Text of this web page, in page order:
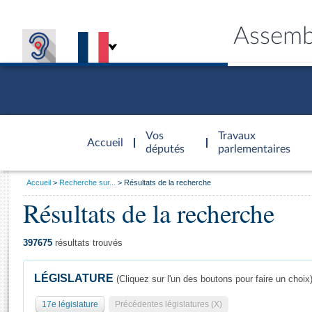
Accueil
d'accueil
Vos
députés
Travaux
parlementaires
Général
Vous
Accueil Recherche sur... Résultats de la recherche
Résultats de la recherche
397675 résultats trouvés
LÉGISLATURE (Cliquez sur l'un des boutons pour faire un choix)
17e législature Précédentes législatures (X)